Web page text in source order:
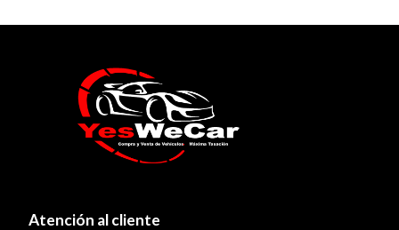
Atención al cliente